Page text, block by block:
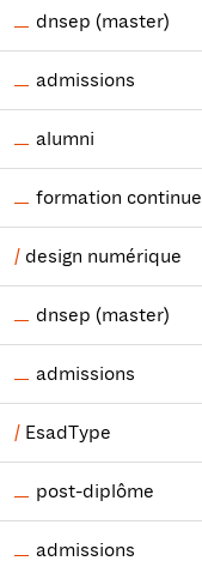
dnsep (master)
admissions
alumni
formation continue
design numérique
dnsep (master)
admissions
EsadType
post-diplôme
admissions